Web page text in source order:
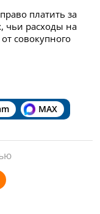
платить за
чьи расходы на
совокупного
MAX